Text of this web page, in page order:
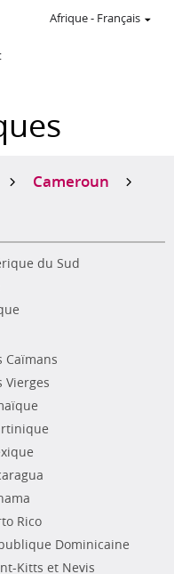
Afrique- Français
Cameroun
du Sud
Caïmans
Vierges
Rico
Dominicaine
Kitts et Nevis